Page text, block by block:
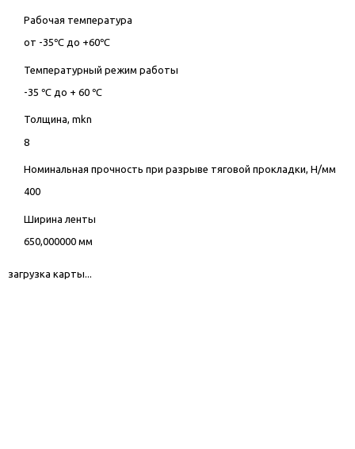
Рабочая температура
от -35℃ до +60℃
Температурный режим работы
-35 ℃ до + 60 ℃
Толщина, mkn
8
Номинальная прочность при разрыве тяговой прокладки, Н/мм
400
Ширина ленты
650,000000 мм
загрузка карты...